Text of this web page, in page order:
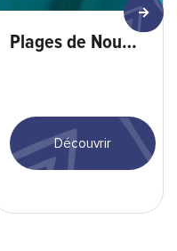
Plages de Nouvelle-Calédonie
Découvrir